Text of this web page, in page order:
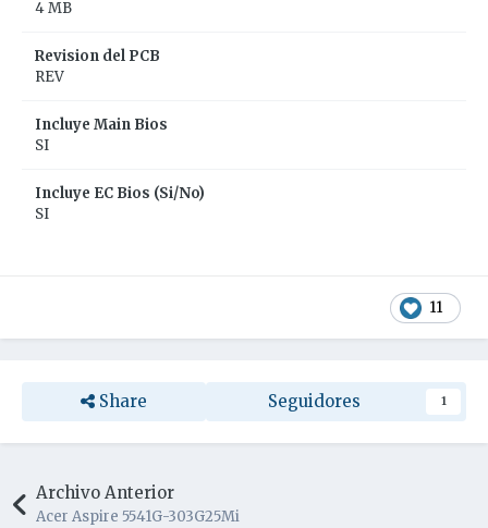
4 MB
Revision del PCB
REV
Incluye Main Bios
SI
Incluye EC Bios (Si/No)
SI
11
Share Seguidores 1
Archivo Anterior
Acer Aspire 5541G-303G25Mi